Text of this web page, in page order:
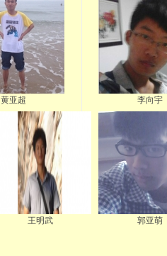
黄亚超 李向宇
王明武 郭亚萌